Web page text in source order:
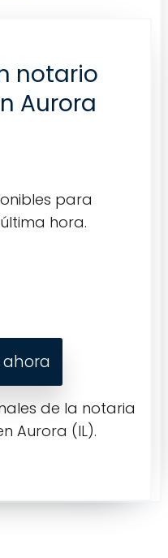
notario
Aurora
para
hora.
de la notaria
Aurora (IL).